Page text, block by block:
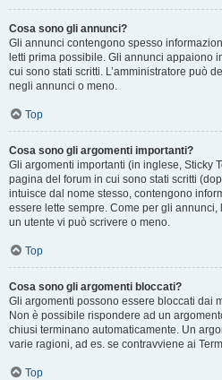
Cosa sono gli annunci?
Gli annunci contengono spesso
letti prima possibile. Gli annunci appaiono
cui sono stati scritti. L’amministratore può
negli annunci o meno.
Top
Cosa sono gli argomenti importanti?
Gli argomenti importanti (in inglese, Sticky
pagina del forum in cui sono stati scritti
intuisce dal nome stesso, contengono
essere lette sempre. Come per gli annunci,
un utente vi può scrivere o meno.
Top
Cosa sono gli argomenti bloccati?
Gli argomenti possono essere bloccati dai
Non è possibile rispondere ad un
chiusi terminano automaticamente. Un
varie ragioni, ad es. se contravviene ai
Top